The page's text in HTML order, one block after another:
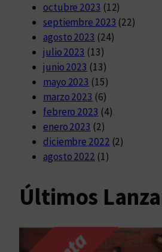
octubre 2023 (12)
septiembre 2023 (22)
agosto 2023 (24)
julio 2023 (13)
junio 2023 (13)
mayo 2023 (15)
marzo 2023 (6)
febrero 2023 (4)
enero 2023 (2)
diciembre 2022 (2)
agosto 2022 (1)
Últimos